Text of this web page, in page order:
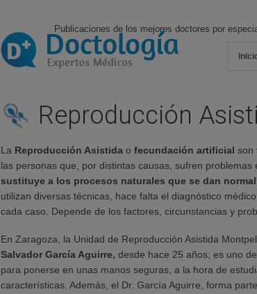
Publicaciones de los mejores doctores por
Reproducción
La Reproducción Asistida o fecundación artificial son
las personas que, por distintas causas, sufren
sustituye a los procesos naturales que se dan
utilizan diversas técnicas, hace falta el diagnóstico
cada caso. Depende de los factores, circunstancias y
En Zaragoza, la Unidad de Reproducción Asistida
Salvador García Aguirre, desde hace 25 años; es uno
para ponerse en unas manos seguras, a la hora de
características. Además, el Dr. García Aguirre, forma